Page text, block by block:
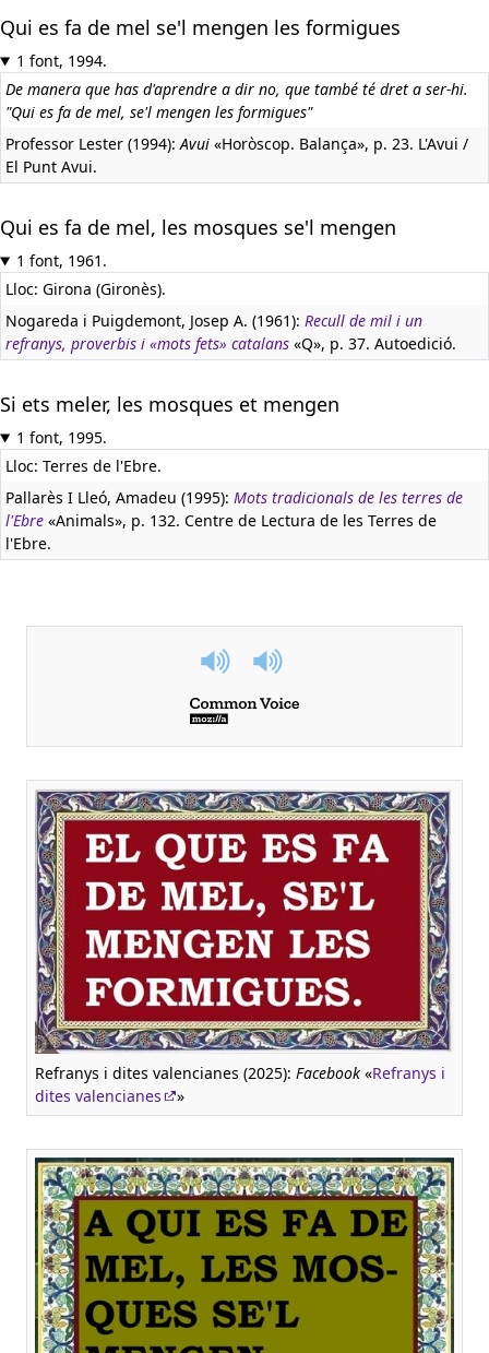
Qui es fa de mel se'l mengen les formigues
1 font, 1994.
De manera que has d'aprendre a dir no, que també té dret a ser-hi.
"Qui es fa de mel, se'l mengen les formigues"
Professor Lester (1994):Avui «Horòscop. Balança», p. 23. L'Avui /
El Punt Avui.
Qui es fa de mel, les mosques se'l mengen
1 font, 1961.
Lloc: Girona (Gironès).
Nogareda i Puigdemont, Josep A. (1961): Recull de mil i un
refranys, proverbis i «mots fets» catalans «Q», p. 37. Autoedició.
Si ets meler, les mosques et mengen
1 font, 1995.
Lloc: Terres de l'Ebre.
Pallarès I Lleó, Amadeu (1995): Mots tradicionals de les terres de
l'Ebre «Animals», p. 132. Centre de Lectura de les Terres de
l'Ebre.
Refranys i dites valencianes (2025): Facebook «Refranys i
dites valencianes
»